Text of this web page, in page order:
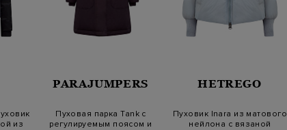
из
PARAJUMPERS
Пуховая парка Tank с
регулируемым поясом и
HETREGO
Пуховик Inara из матового
нейлона с вязаной